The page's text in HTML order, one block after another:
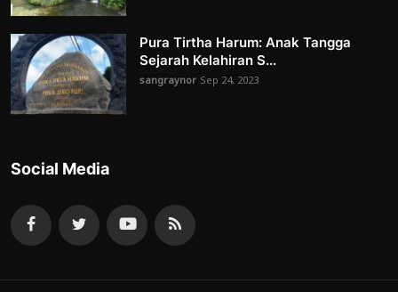
Pura Tirtha Harum: Anak Tangga
Sejarah Kelahiran S...
sangraynor Sep 24, 2023
Social Media